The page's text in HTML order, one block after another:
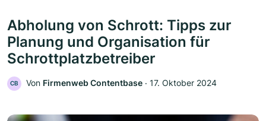
Abholung von Schrott: Tipps zur
Planung und Organisation für
Schrottplatzbetreiber
CB Von Firmenweb Contentbase ‧ 17. Oktober 2024